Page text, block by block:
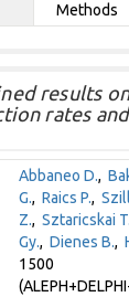
Methods
results
rates
Abbaneo D.,
G.,Raics P.,
Z.,Sztaricskai
Gy.,Dienes B.,
1500